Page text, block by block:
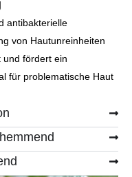
antibakterielle
von Hautunreinheiten
und fördert ein
für problematische Haut